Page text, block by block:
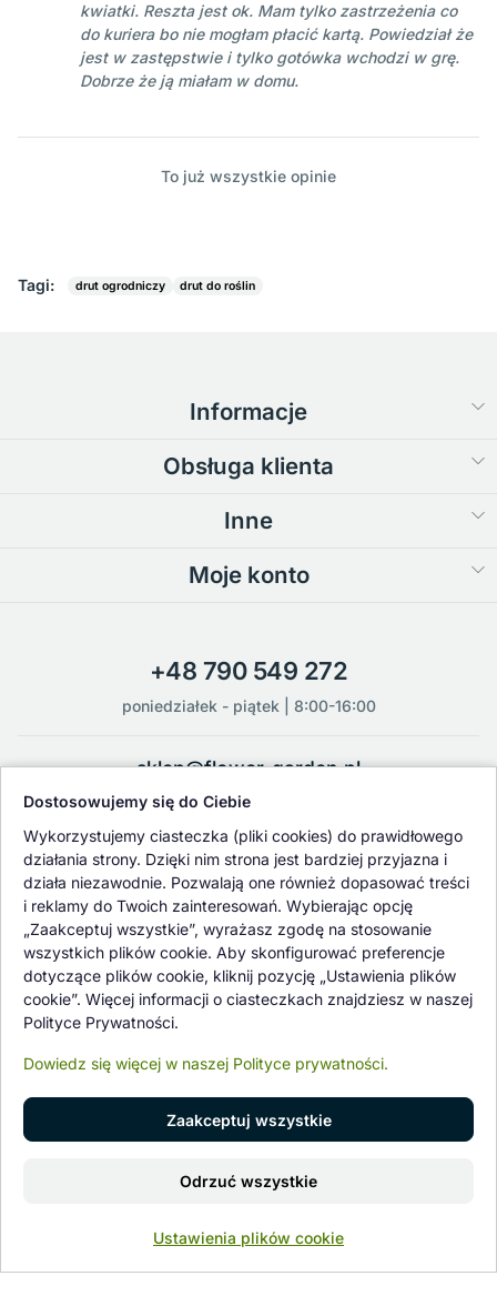
Dodaj do koszyka
kwiatki. Reszta jest ok. Mam tylko zastrzeżenia co
do kuriera bo nie mogłam płacić kartą. Powiedział że
jest w zastępstwie i tylko gotówka wchodzi w grę.
Dobrze że ją miałam w domu.
To już wszystkie opinie
Tagi: drut ogrodniczy drut do roślin
Informacje
Obsługa klienta
Inne
Moje konto
+48 790 549 272
poniedziałek - piątek | 8:00-16:00
sklep@flower-garden.pl
Oferowane przez nas rośliny i nasiona podlegają regularnej ścisłej
kontroli jakości oraz kontroli zdrowotnej przeprowadzanej przez
wykwalifikowane osoby z Państwowej Inspekcji Ochrony Roślin i
Nasiennictwa.
© 1997 - 2026 flower-garden.pl | Wszelkie prawa zastrzeżone.
Dostosowujemy się do Ciebie
Wykorzystujemy ciasteczka (pliki cookies) do prawidłowego
działania strony. Dzięki nim strona jest bardziej przyjazna i
działa niezawodnie. Pozwalają one również dopasować treści
i reklamy do Twoich zainteresowań. Wybierając opcję
„Zaakceptuj wszystkie”, wyrażasz zgodę na stosowanie
wszystkich plików cookie. Aby skonfigurować preferencje
dotyczące plików cookie, kliknij pozycję „Ustawienia plików
cookie”. Więcej informacji o ciasteczkach znajdziesz w naszej
Polityce Prywatności.
Dowiedz się więcej w naszej Polityce prywatności.
Zaakceptuj wszystkie
Odrzuć wszystkie
Ustawienia plików cookie